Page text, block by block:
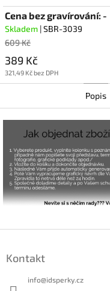
Cena bez gravírování: -
Skladem | SBR-3039
609 Kč
389 Kč
321,49 Kč bez DPH
Popis
Kontakt
info@idsperky.cz